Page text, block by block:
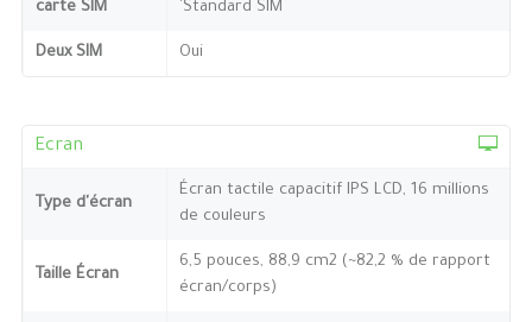
carte SIM `Standard SIM
Deux SIM Oui
Ecran
Type d'écran
Écran tactile capacitif IPS LCD, 16 millions
de couleurs
Taille Écran
6,5 pouces, 88,9 cm2 (~82,2 % de rapport
écran/corps)